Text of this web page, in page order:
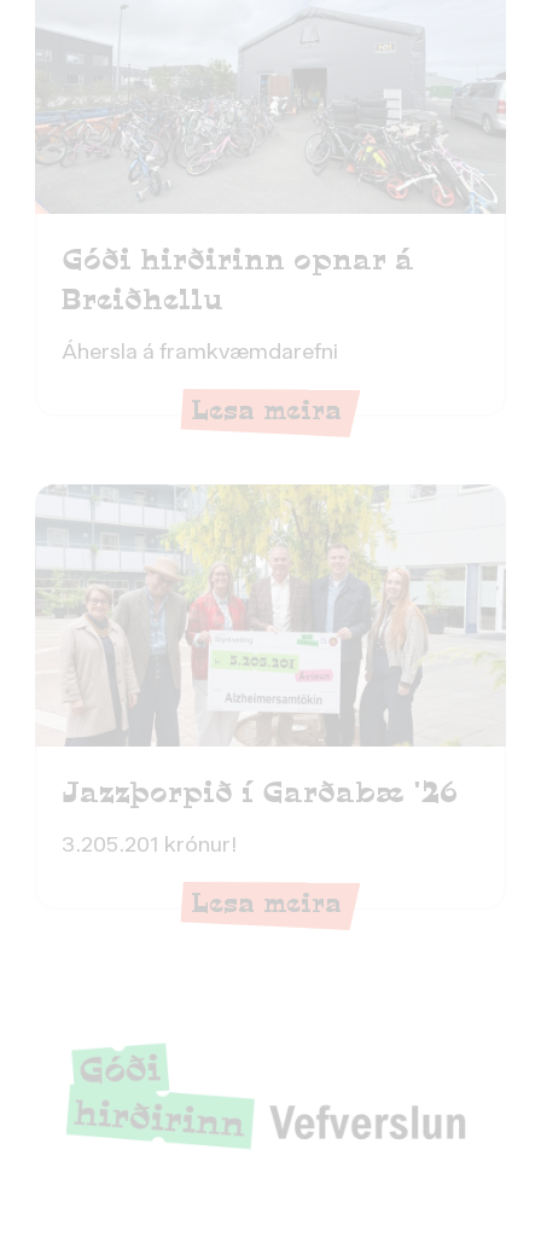
Góði hirðirinn opnar á
Breiðhellu
Áhersla á framkvæmdarefni
Lesa meira
Jazzþorpið í Garðabæ '26
3.205.201 krónur!
Lesa meira